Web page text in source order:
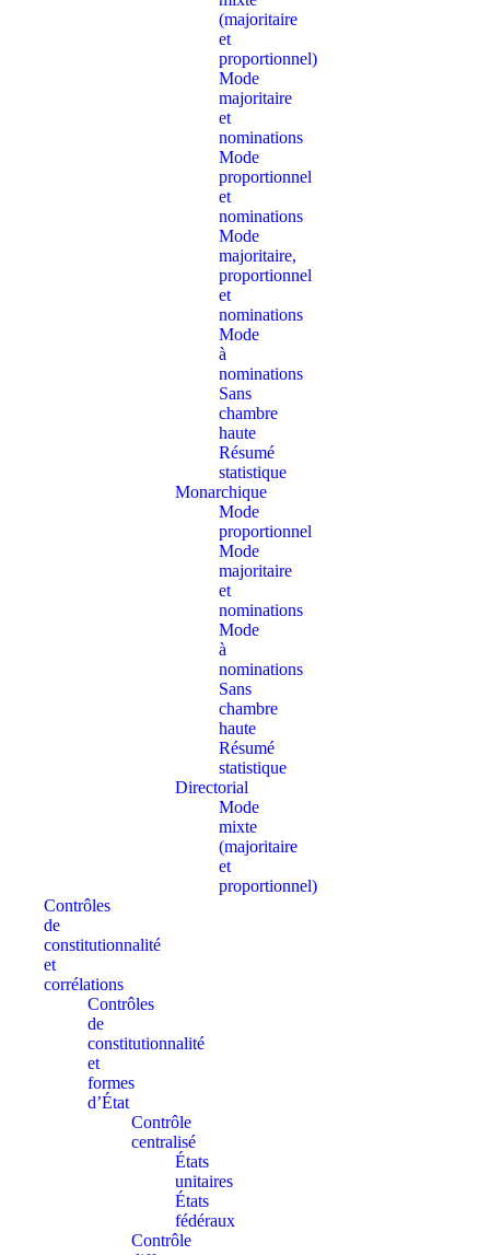
(majoritaire
et
proportionnel)
Mode
majoritaire
et
nominations
Mode
proportionnel
et
nominations
Mode
majoritaire,
proportionnel
et
nominations
Mode
à
nominations
Sans
chambre
haute
Résumé
statistique
Monarchique
Mode
proportionnel
Mode
majoritaire
et
nominations
Mode
à
nominations
Sans
chambre
haute
Résumé
statistique
Directorial
Mode
mixte
(majoritaire
et
proportionnel)
Contrôles
de
constitutionnalité
et
corrélations
Contrôles
de
constitutionnalité
et
formes
d’État
Contrôle
centralisé
États
unitaires
États
fédéraux
Contrôle